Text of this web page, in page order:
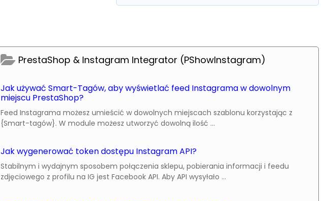
PrestaShop & Instagram Integrator (PShowInstagram)
Jak używać Smart-Tagów, aby wyświetlać feed Instagrama w dowolnym
miejscu PrestaShop?
Feed Instagrama możesz umieścić w dowolnych miejscach szablonu korzystając z
{Smart-tagów}. W module możesz utworzyć dowolną ilość ...
Jak wygenerować token dostępu Instagram API?
Stabilnym i wydajnym sposobem połączenia sklepu, pobierania informacji i feedu
zdjęciowego z profilu na IG jest Facebook API. Aby API wysyłało ...